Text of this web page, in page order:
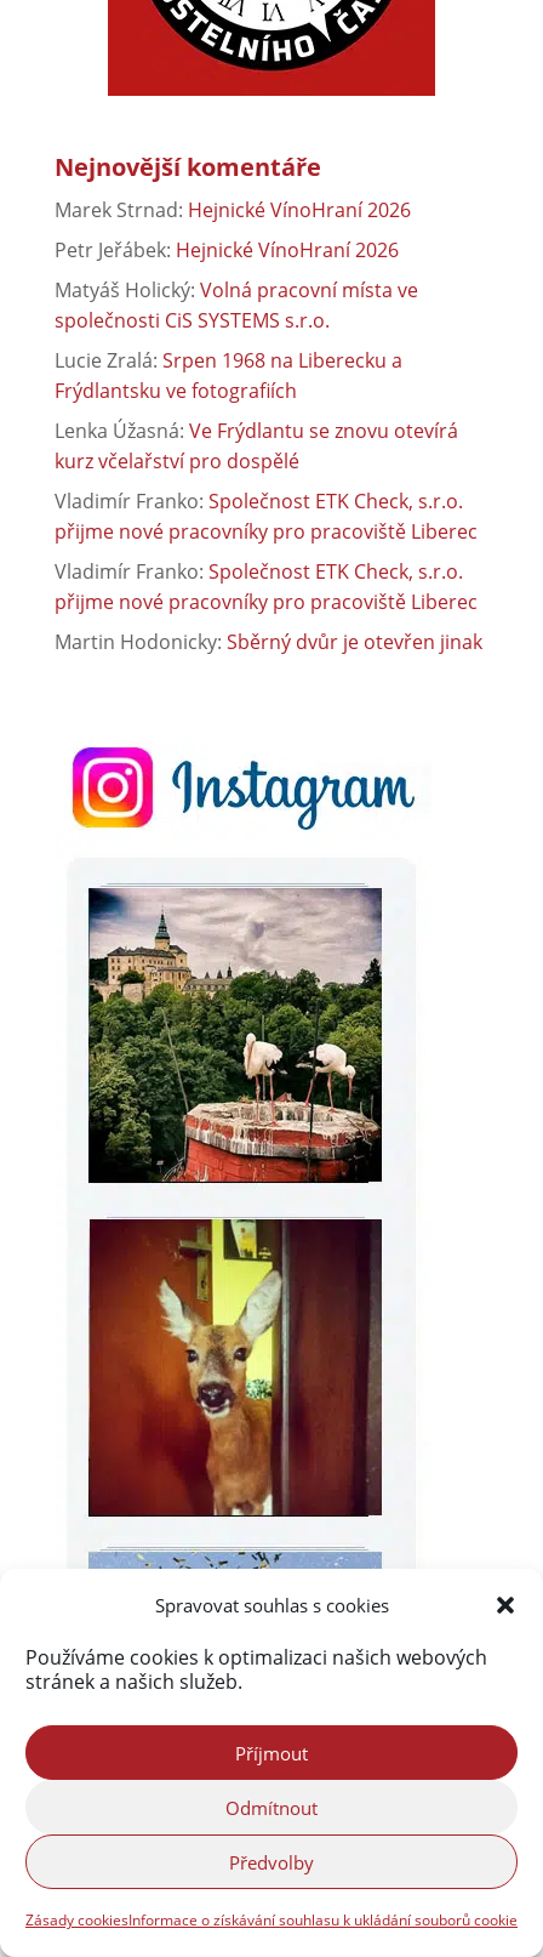
Spravovat souhlas s cookies
Používáme cookies k optimalizaci našich webových
stránek a našich služeb.
Příjmout
Odmítnout
Předvolby
Zásady cookiesInformace o získávání souhlasu k ukládání souborů cookie
Nejnovější komentáře
Marek Strnad: Hejnické VínoHraní 2026
Petr Jeřábek: Hejnické VínoHraní 2026
Matyáš Holický: Volná pracovní místa ve
společnosti CiS SYSTEMS s.r.o.
Lucie Zralá: Srpen 1968 na Liberecku a
Frýdlantsku ve fotografiích
Lenka Úžasná: Ve Frýdlantu se znovu otevírá
kurz včelařství pro dospělé
Vladimír Franko: Společnost ETK Check, s.r.o.
přijme nové pracovníky pro pracoviště Liberec
Vladimír Franko: Společnost ETK Check, s.r.o.
přijme nové pracovníky pro pracoviště Liberec
Martin Hodonicky: Sběrný dvůr je otevřen jinak